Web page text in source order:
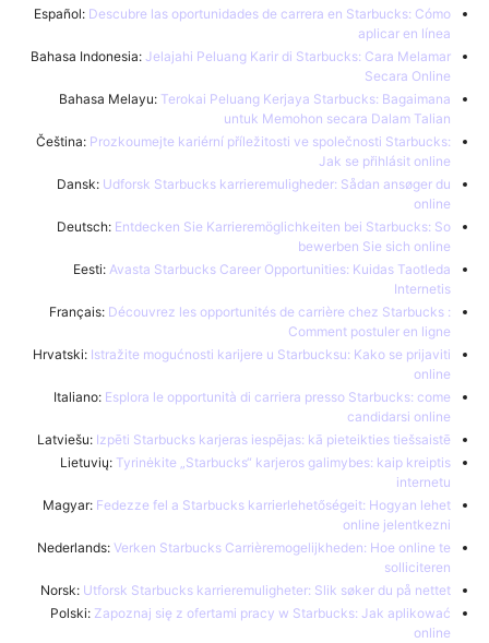
Español: Descubre las oportunidades de carrera en Starbucks: Cómo
aplicar en línea
Bahasa Indonesia: Jelajahi Peluang Karir di Starbucks: Cara Melamar
Secara Online
Bahasa Melayu: Terokai Peluang Kerjaya Starbucks: Bagaimana
untuk Memohon secara Dalam Talian
Čeština: Prozkoumejte kariérní příležitosti ve společnosti Starbucks:
Jak se přihlásit online
Dansk: Udforsk Starbucks karrieremuligheder: Sådan ansøger du
online
Deutsch: Entdecken Sie Karrieremöglichkeiten bei Starbucks: So
bewerben Sie sich online
Eesti: Avasta Starbucks Career Opportunities: Kuidas Taotleda
Internetis
Français: Découvrez les opportunités de carrière chez Starbucks :
Comment postuler en ligne
Hrvatski: Istražite mogućnosti karijere u Starbucksu: Kako se prijaviti
online
Italiano: Esplora le opportunità di carriera presso Starbucks: come
candidarsi online
Latviešu: Izpēti Starbucks karjeras iespējas: kā pieteikties tiešsaistē
Lietuvių: Tyrinėkite „Starbucks“ karjeros galimybes: kaip kreiptis
internetu
Magyar: Fedezze fel a Starbucks karrierlehetőségeit: Hogyan lehet
online jelentkezni
Nederlands: Verken Starbucks Carrièremogelijkheden: Hoe online te
solliciteren
Norsk: Utforsk Starbucks karrieremuligheter: Slik søker du på nettet
Polski: Zapoznaj się z ofertami pracy w Starbucks: Jak aplikować
online